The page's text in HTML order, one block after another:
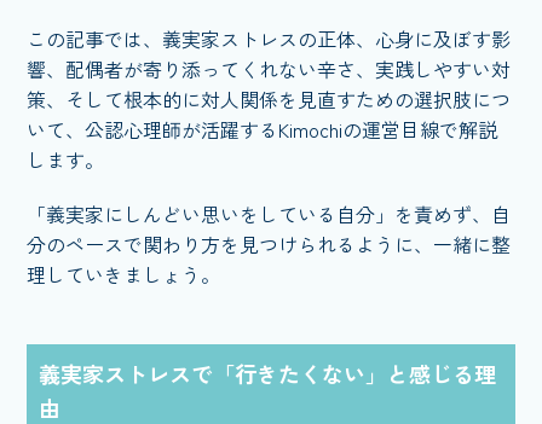
この記事では、義実家ストレスの正体、心身に及ぼす影
響、配偶者が寄り添ってくれない辛さ、実践しやすい対
策、そして根本的に対人関係を見直すための選択肢につ
いて、公認心理師が活躍するKimochiの運営目線で解説
します。
「義実家にしんどい思いをしている自分」を責めず、自
分のペースで関わり方を見つけられるように、一緒に整
理していきましょう。
義実家ストレスで「行きたくない」と感じる理
由